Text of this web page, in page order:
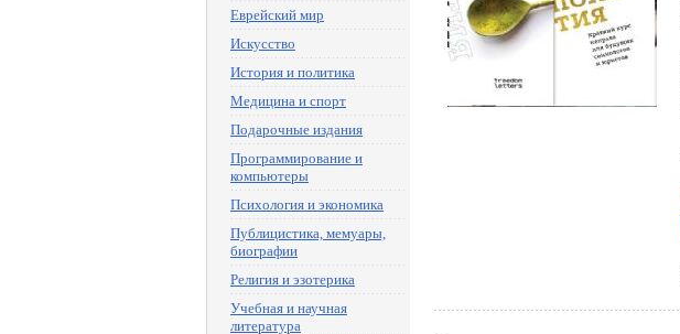
Еврейский мир
Искусство
История и политика
Медицина и спорт
Подарочные издания
Программирование и
компьютеры
Психология и экономика
Публицистика, мемуары,
биографии
Религия и эзотерика
Учебная и научная
литература